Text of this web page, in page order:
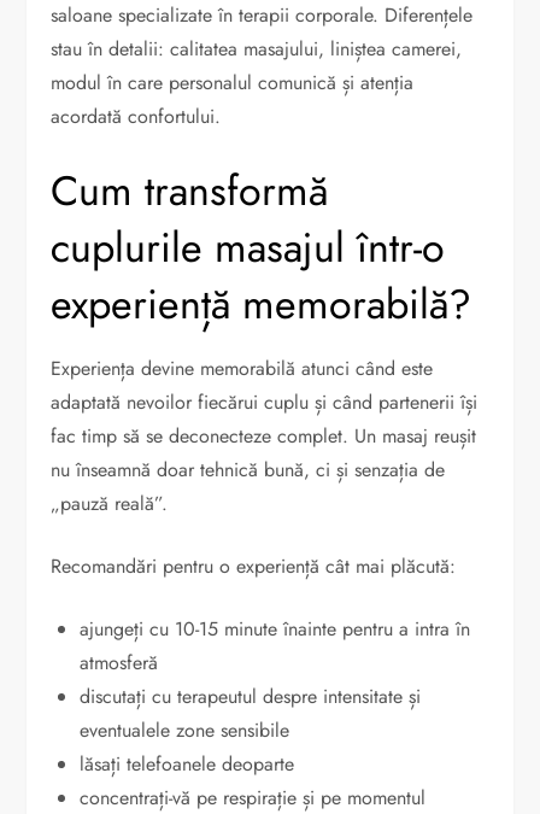
saloane specializate în terapii corporale. Diferențele
stau în detalii: calitatea masajului, liniștea camerei,
modul în care personalul comunică și atenția
acordată confortului.
Cum transformă
cuplurile masajul într-o
experiență memorabilă?
Experiența devine memorabilă atunci când este
adaptată nevoilor fiecărui cuplu și când partenerii își
fac timp să se deconecteze complet. Un masaj reușit
nu înseamnă doar tehnică bună, ci și senzația de
„pauză reală”.
Recomandări pentru o experiență cât mai plăcută:
ajungeți cu 10-15 minute înainte pentru a intra în
atmosferă
discutați cu terapeutul despre intensitate și
eventualele zone sensibile
lăsați telefoanele deoparte
concentrați-vă pe respirație și pe momentul